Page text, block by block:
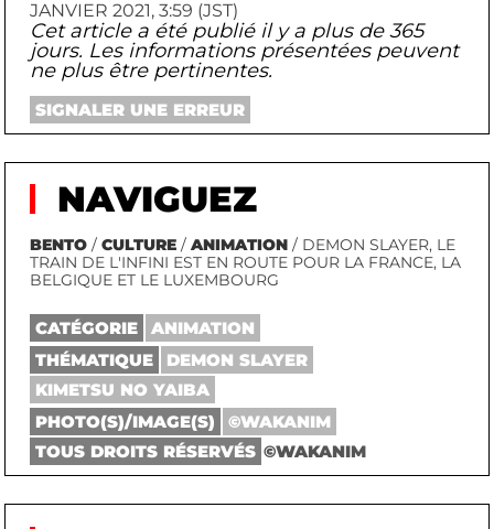
JANVIER 2021, 3:59 (JST)
Cet article a été publié il y a plus de 365
jours. Les informations présentées peuvent
ne plus être pertinentes.
SIGNALER UNE ERREUR
NAVIGUEZ
BENTO /CULTURE /ANIMATION / DEMON SLAYER, LE
TRAIN DE L'INFINI EST EN ROUTE POUR LA FRANCE, LA
BELGIQUE ET LE LUXEMBOURG
CATÉGORIE
ANIMATION
THÉMATIQUE
DEMON SLAYER
KIMETSU NO YAIBA
PHOTO(S)/IMAGE(S)
©WAKANIM
TOUS DROITS RÉSERVÉS ©WAKANIM